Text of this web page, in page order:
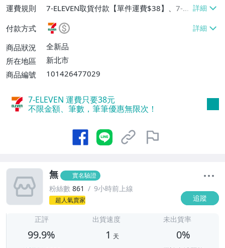
運費規則
7-ELEVEN取貨付款【單件運費$38】、7-EL
EVEN取貨不付款【單件運費$38】、郵局掛
號【單件運費$60、滿20件或消費滿$5000
0免運費】
付款方式
商品狀況
全新品
所在地區
新北市
商品編號
101426477029
7-ELEVEN 運費只要38元
不限金額、筆數，筆筆優惠無限次！
無 實名驗證
粉絲數 861 9小時前上線
超人氣賣家 追蹤
正評
99.9%
出貨速度
1 天
未出貨率
0%